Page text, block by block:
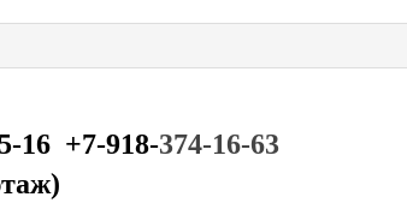
16 +7-918-374-16-63